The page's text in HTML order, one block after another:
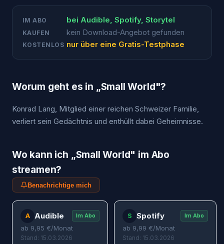
IM ABO bei Audible, Spotify, Storytel
KAUFEN kein Download-Angebot gefunden
KOSTENLOS nur über eine Gratis-Testphase
Worum geht es in „Small World"?
Konrad Lang, Mitglied einer reichen Schweizer Familie,
verliert sein Gedächtnis und enthüllt dabei Geheimnisse.
Wo kann ich „Small World" im Abo
streamen?
Benachrichtige mich
A Audible Im Abo
ab 9,95 €/Monat
Stand: 15.03.2026
S Spotify Im Abo
ab 9,99 €/Monat
Stand: 15.03.2026